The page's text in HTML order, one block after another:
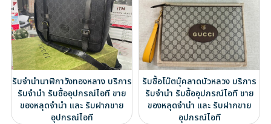
รับจำนำนาฬิกาวังทองหลาง บริการ
รับจำนำ รับซื้ออุปกรณ์ไอที ขาย
ของหลุดจำนำ และ รับฝากขาย
อุปกรณ์ไอที
รับซื้อโน๊ตบุ๊คลาดบัวหลวง บริการ
รับจำนำ รับซื้ออุปกรณ์ไอที ขาย
ของหลุดจำนำ และ รับฝากขาย
อุปกรณ์ไอที